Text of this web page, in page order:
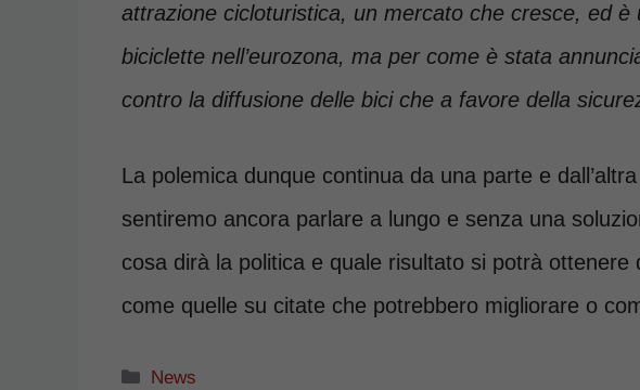
attrazione cicloturistica, un mercato che cresce, ed è
biciclette nell’eurozona, ma per come è stata
contro la diffusione delle bici che a favore della
La polemica dunque continua da una parte e
sentiremo ancora parlare a lungo e senza una
cosa dirà la politica e quale risultato si potrà ottenere
come quelle su citate che potrebbero migliorare o
Categorie
News